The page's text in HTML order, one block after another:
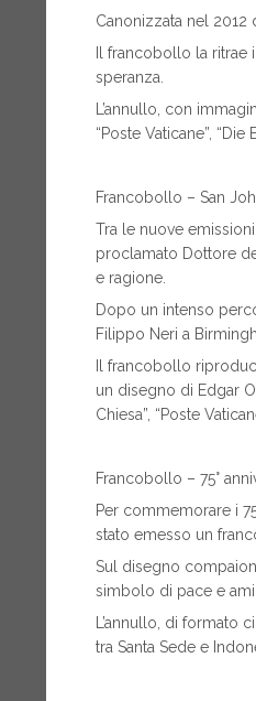
Canonizzata nel
Il francobollo la ritrae
speranza.
L’annullo, con
“Poste Vaticane”, “Die
Francobollo – San
Tra le nuove
proclamato Dottore
e ragione.
Dopo un intenso
Filippo Neri a
Il francobollo
un disegno di Edgar
Chiesa”, “Poste
Francobollo – 75°
Per commemorare i
stato emesso un
Sul disegno
simbolo di pace e
L’annullo, di formato
tra Santa Sede e